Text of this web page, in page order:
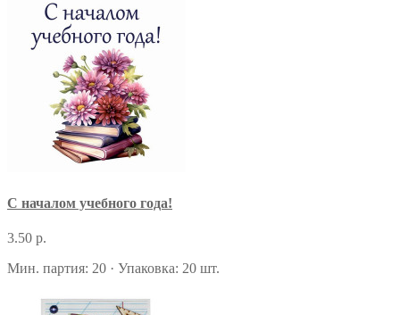
С началом учебного года!
3.50 р.
Мин. партия: 20 · Упаковка: 20 шт.